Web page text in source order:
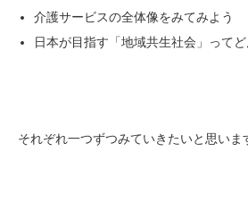
介護サービスの全体像をみてみよう
日本が目指す「地域共生社会」って
それぞれ一つずつみていきたいと思いま